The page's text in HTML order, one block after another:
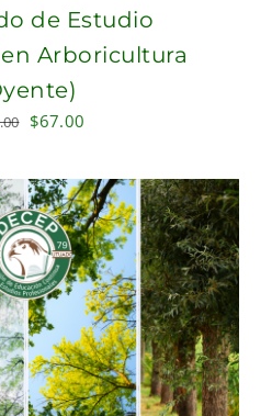
de Estudio
Arboricultura
Original
was:
$200.00.
$67.00
is:
$67.00.